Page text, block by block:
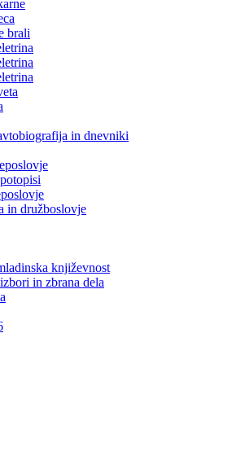
brali
in dnevniki
in družboslovje
književnost
in zbrana dela